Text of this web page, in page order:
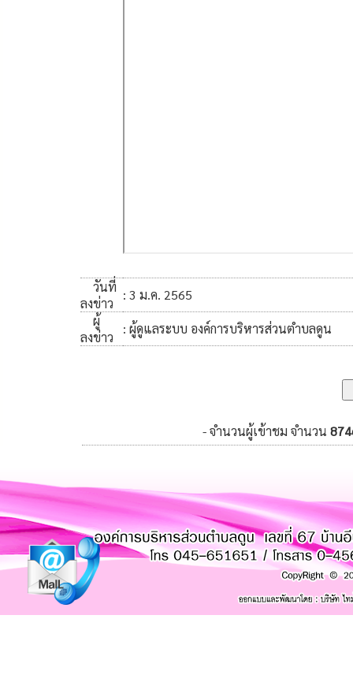
วันที่
ลงข่าว
: 3 ม.ค. 2565
ผู้
ลงข่าว
: ผู้ดูแลระบบ องค์การบริหารส่วนตำบลดูน
- จำนวนผู้เข้าชม จำนวน